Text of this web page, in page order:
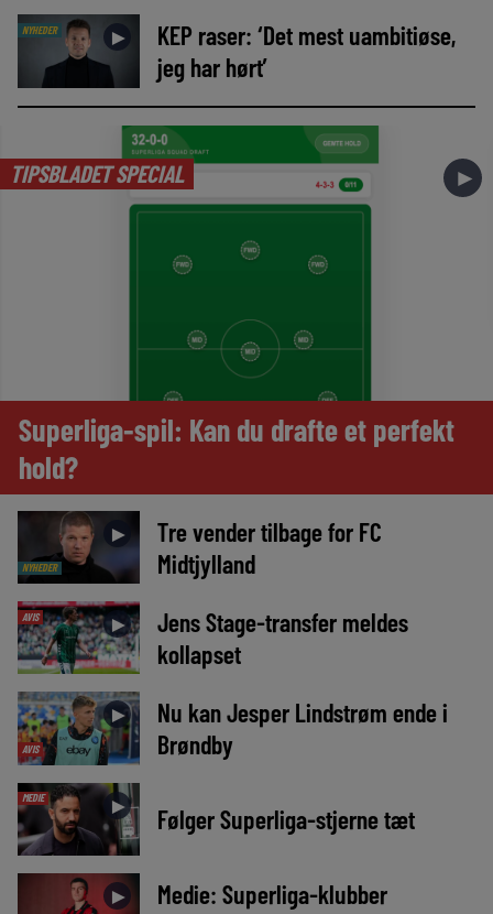
NYHEDER ►
KEP raser: ‘Det mest uambitiøse,
jeg har hørt’
TIPSBLADET SPECIAL ►
Superliga-spil: Kan du drafte et perfekt
hold?
NYHEDER
►
Tre vender tilbage for FC
Midtjylland
AVIS ►
Jens Stage-transfer meldes
kollapset
AVIS
►
Nu kan Jesper Lindstrøm ende i
Brøndby
MEDIE ► Følger Superliga-stjerne tæt
►
Medie: Superliga-klubber